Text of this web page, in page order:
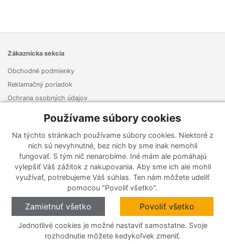
Zákaznícka sekcia
Obchodné podmienky
Reklamačný poriadok
Ochrana osobných údajov
Odstúpenie od zmluvy
O firme
Kontakt
Používame súbory cookies
Na týchto stránkach používame súbory cookies. Niektoré z
nich sú nevyhnutné, bez nich by sme inak nemohli
fungovať. S tým nič nenarobíme. Iné mám ale pomáhajú
vylepšiť Váš zážitok z nakupovania. Aby sme ich ale mohli
využívať, potrebujeme Váš súhlas. Ten nám môžete udeliť
pomocou "Povoliť všetko".
Zamietnuť všetko Povoliť všetko
Jednotlivé cookies je možné nastaviť samostatne. Svoje
rozhodnutie môžete kedykoľvek zmeniť.